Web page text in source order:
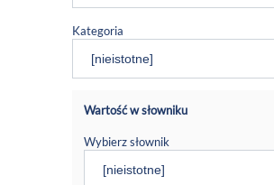
Kategoria
Wartość w słowniku
Wybierz słownik